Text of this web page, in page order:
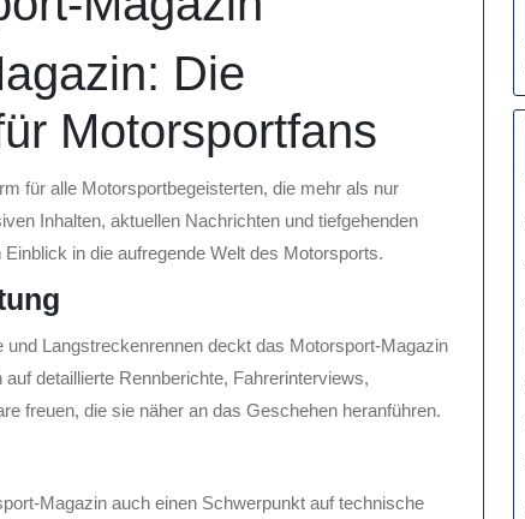
Die
Motorsportfans
für alle Motorsportbegeisterten, die mehr als nur
Inhalten, aktuellen Nachrichten und tiefgehenden
in die aufregende Welt des Motorsports.
Langstreckenrennen deckt das Motorsport-Magazin
detaillierte Rennberichte, Fahrerinterviews,
freuen, die sie näher an das Geschehen heranführen.
Magazin auch einen Schwerpunkt auf technische